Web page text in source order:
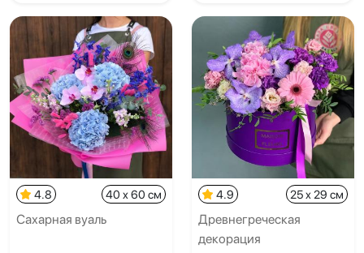
4.8 40 x 60 см
Сахарная вуаль
4.9 25 x 29 см
Древнегреческая
декорация